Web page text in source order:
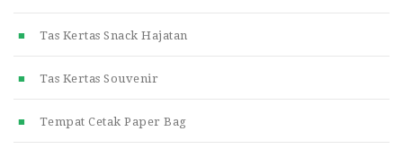
Tas Kertas Snack Hajatan
Tas Kertas Souvenir
Tempat Cetak Paper Bag